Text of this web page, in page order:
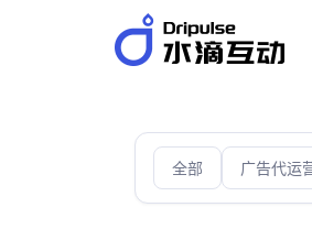
全部 广告代运